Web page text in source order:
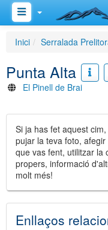
Inici Serralada
Punta Alta
El Pinell de Brai
Si ja has fet aquest cim,
pujar la teva foto,
que vas fent, utilitzar la
propers, informació
molt més!
Enllaços